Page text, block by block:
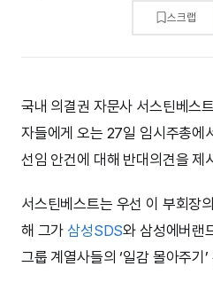
스크랩
국내 의결권 자문사 서스틴베스
자들에게 오는 27일 임시주총에
선임 안건에 대해 반대의견을 제
서스틴베스트는 우선 이 부회장
해 그가삼성SDS와 삼성에버랜
그룹 계열사들의 ‘일감 몰아주기